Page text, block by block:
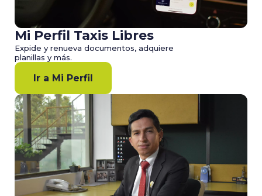
Mi Perfil Taxis Libres
Expide y renueva documentos, adquiere
planillas y más.
Ir a Mi Perfil